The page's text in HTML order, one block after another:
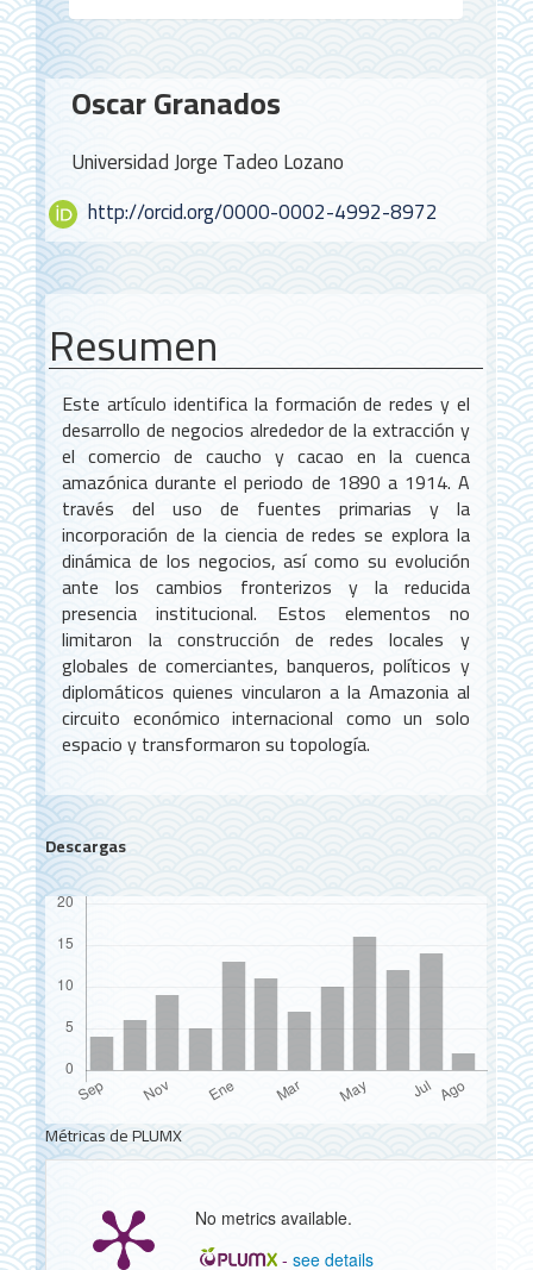
Contenido
principal
del
artículo
Oscar Granados
Universidad Jorge Tadeo Lozano
http://orcid.org/0000-0002-4992-8972
Resumen
Este artículo identifica la formación de redes y el
desarrollo de negocios alrededor de la extracción y
el comercio de caucho y cacao en la cuenca
amazónica durante el periodo de 1890 a 1914. A
través del uso de fuentes primarias y la
incorporación de la ciencia de redes se explora la
dinámica de los negocios, así como su evolución
ante los cambios fronterizos y la reducida
presencia institucional. Estos elementos no
limitaron la construcción de redes locales y
globales de comerciantes, banqueros, políticos y
diplomáticos quienes vincularon a la Amazonia al
circuito económico internacional como un solo
espacio y transformaron su topología.
Descargas
Métricas de PLUMX
No metrics available.
-see details